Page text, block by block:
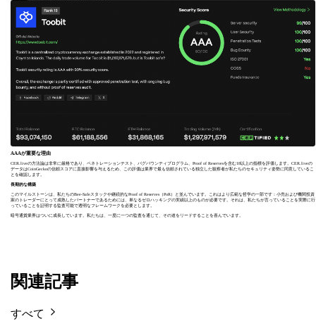
AAAが重要な理由
CER.liveの方法論は非常に厳格であり、ペネトレーションテスト、バグバウンティプログラム、Proof of Reservesを含む18以上の指標を評価します。CER.liveの
データはCoinGeckoの信頼スコアに直接影響を与えるため、この評価は業界で最も信頼されている独立した観察者が私たちのセキュリティ姿勢に同意しているこ
とを確認します。
長期的な構築
このマイルストーンは、私たちのBee-Safeスタックや継続的なProof of Reserves（PoR）と並んでいます。これはより広範な哲学の一部です：小売および機関投資
家のトレーダーにとって成熟したパートナーであるためには、単なるゼロハッキングの実績以上のものが必要です。それは、私たちが言っていることを実際に行
っていることを証明する監査可能で透明なフレームワークを必要とします。
暗号通貨業界はついに成長しています。私たちは、一度に一つの監査を通じて、その道をリードすることを喜んでいます。
関連記事
すべて